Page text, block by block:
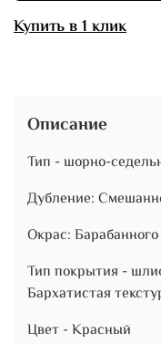
Купить в 1 клик
Описание
Тип - шорно-
Дубление:
Окрас:
Тип покрытия -
Бархатистая
Цвет - Красный